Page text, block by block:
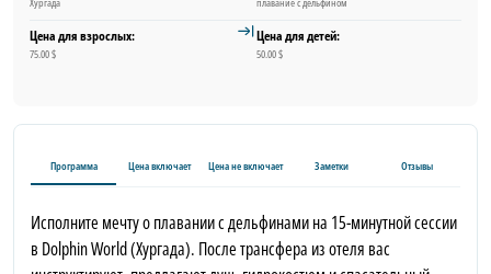
Цена для взрослых:
75.00 $
Цена для детей:
50.00 $
Программа Цена включает Цена не включает Заметки Отзывы
Исполните мечту о плавании с дельфинами на 15-минутной сессии
в Dolphin World (Хургада). После трансфера из отеля вас